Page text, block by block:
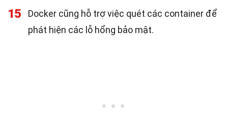
15
Docker cũng hỗ trợ việc quét các container để
phát hiện các lỗ hổng bảo mật.